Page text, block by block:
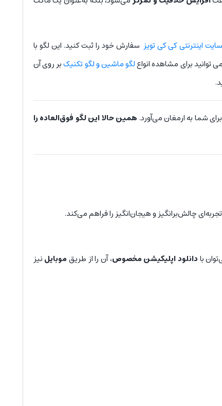
سایت اینترنتی کی کی تویزسفارش خود را ثبت کنید. این لگو با
توانید برای مشاهده انواعلگو ماشین و لگو تکنیکبر روی آن
شما به ارمغان می‌آورد. همین حالا این لگو فوق‌العاده را
چالش‌برانگیز و هیجان‌انگیز را فراهم می‌کند.
با دانلود اپلیکیشن مخصوص، آن را از طریق موبایل نیز